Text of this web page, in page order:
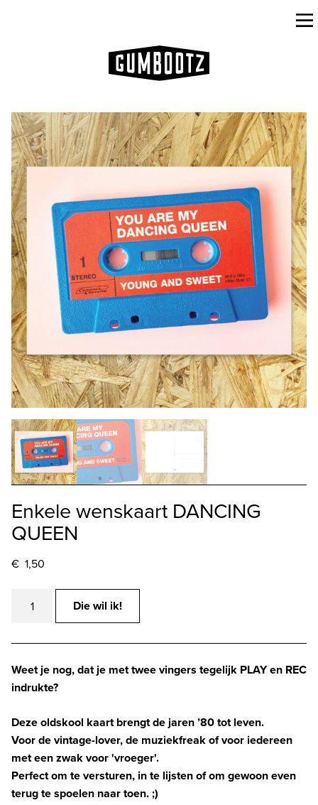
Enkele wenskaart DANCING
QUEEN
€ 1,50
wenskaart
QUEEN
aantal
Die wil ik!
Weet je nog, dat je met twee vingers tegelijk PLAY en REC
indrukte?
Deze oldskool kaart brengt de jaren ’80 tot leven.
Voor de vintage-lover, de muziekfreak of voor iedereen
met een zwak voor 'vroeger'.
Perfect om te versturen, in te lijsten of om gewoon even
terug te spoelen naar toen. ;)